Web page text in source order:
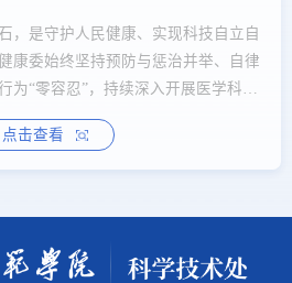
，是守护人民健康、实现科技自立自
康委始终坚持预防与惩治并举、自律
为“零容忍”，持续深入开展医学科研
清气正的科研生态。根据《加强医学
案》相关工作部署，现对各级卫生健
构按照《科研失信行为调查处理规
点击查看